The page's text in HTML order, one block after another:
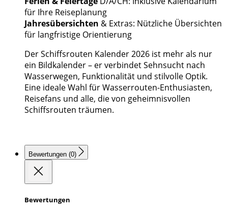
für Ihre Reiseplanung
Jahresübersichten & Extras: Nützliche Übersichten
für langfristige Orientierung
Der Schiffsrouten Kalender 2026 ist mehr als nur
ein Bildkalender – er verbindet Sehnsucht nach
Wasserwegen, Funktionalität und stilvolle Optik.
Eine ideale Wahl für Wasserrouten-Enthusiasten,
Reisefans und alle, die von geheimnisvollen
Schiffsrouten träumen.
Bewertungen (0)
Bewertungen